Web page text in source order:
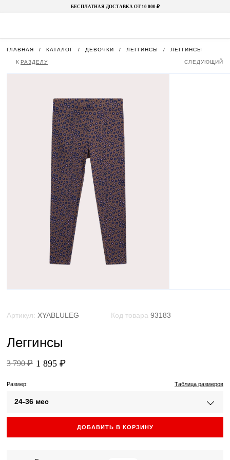
БЕСПЛАТНАЯ ДОСТАВКА ОТ 10 000 ₽
ГЛАВНАЯ КАТАЛОГ ДЕВОЧКИ ЛЕГГИНСЫ ЛЕГГИНСЫ
К РАЗДЕЛУ СЛЕДУЮЩИЙ
Артикул: XYABLULEG Код товара 93183
Леггинсы
3 790 ₽ 1 895 ₽
Размер: Таблица размеров
24-36 мес
ДОБАВИТЬ В КОРЗИНУ